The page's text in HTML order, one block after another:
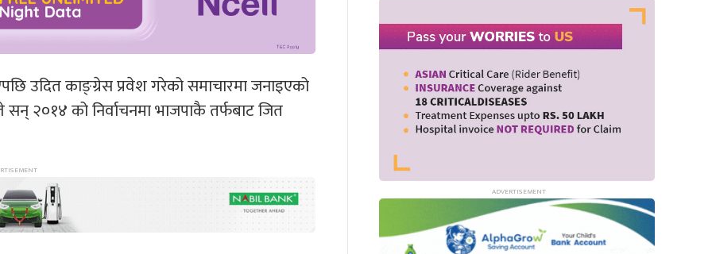
उदित काङ्ग्रेस प्रवेश गरेको समाचारमा जनाइएको
२०१४ को निर्वाचनमा भाजपाकै तर्फबाट जित